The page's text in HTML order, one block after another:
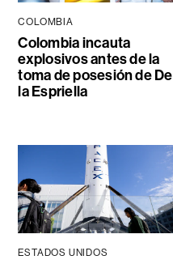
COLOMBIA
Colombia incauta
explosivos antes de la
toma de posesión de De
la Espriella
ESTADOS UNIDOS